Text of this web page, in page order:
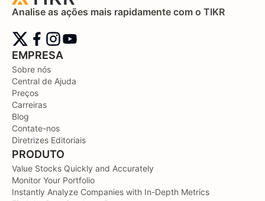
Analise as ações mais rapidamente com o TIKR
EMPRESA
Sobre nós
Central de Ajuda
Preços
Carreiras
Blog
Contate-nos
Diretrizes Editoriais
PRODUTO
Value Stocks Quickly and Accurately
Monitor Your Portfolio
Instantly Analyze Companies with In-Depth Metrics